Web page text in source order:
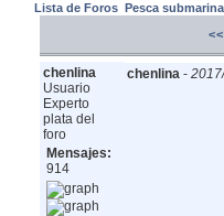
Lista de Foros Pesca
chenlina
Usuario
Experto
plata del
foro
Mensajes:
914
chenlina-